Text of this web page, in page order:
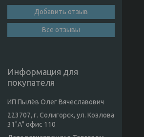
Добавить отзыв
Все отзывы
Информация для
покупателя
ИП Пылёв Олег Вячеславович
223707, г. Солигорск, ул. Козлова
31"А" офис 110